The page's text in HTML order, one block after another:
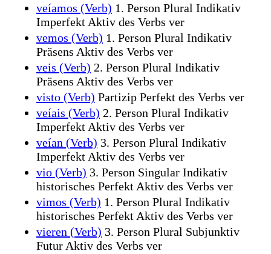
veíamos (Verb) 1. Person Plural Indikativ
Imperfekt Aktiv des Verbs ver
vemos (Verb) 1. Person Plural Indikativ
Präsens Aktiv des Verbs ver
veis (Verb) 2. Person Plural Indikativ
Präsens Aktiv des Verbs ver
visto (Verb) Partizip Perfekt des Verbs ver
veíais (Verb) 2. Person Plural Indikativ
Imperfekt Aktiv des Verbs ver
veían (Verb) 3. Person Plural Indikativ
Imperfekt Aktiv des Verbs ver
vio (Verb) 3. Person Singular Indikativ
historisches Perfekt Aktiv des Verbs ver
vimos (Verb) 1. Person Plural Indikativ
historisches Perfekt Aktiv des Verbs ver
vieren (Verb) 3. Person Plural Subjunktiv
Futur Aktiv des Verbs ver